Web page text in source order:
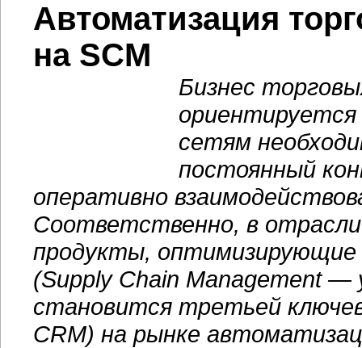
Автоматизация
на SCM
Бизнес
сетям
постоянный
оперативно
Соответственно, в
продукты,
(Supply Chain Management —
становится третьей
CRM) на рынке